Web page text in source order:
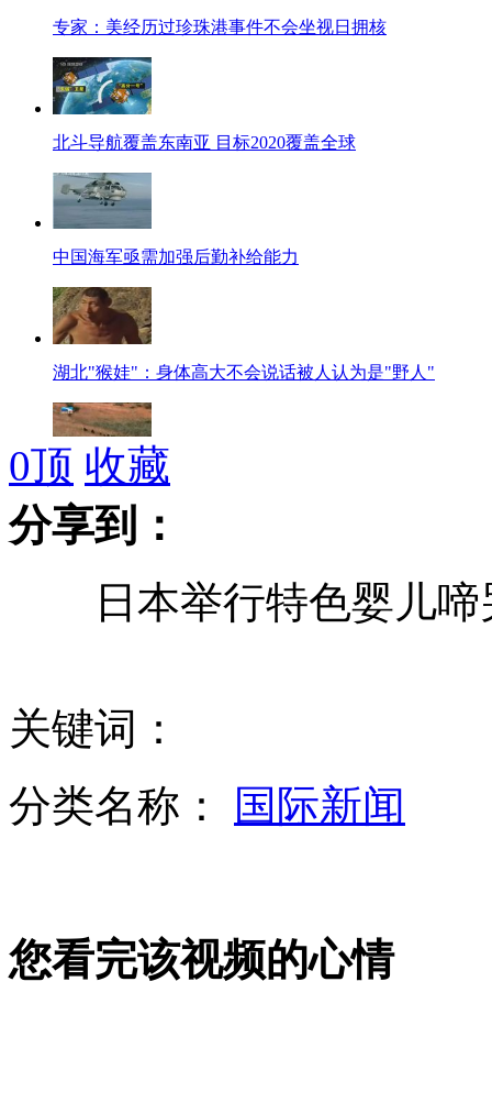
专家：美经历过珍珠港事件不会坐视日拥核
北斗导航覆盖东南亚 目标2020覆盖全球
中国海军亟需加强后勤补给能力
湖北"猴娃"：身体高大不会说话被人认为是"野人"
世界之谜：神农架野人只问踪影未见活物
俄红场阅兵式彩排 白杨M"疯子"导弹亮相
旧金山一豪华白色加长林肯起火致5死4伤
湖北教育厅:已派工作组彻查 问题字典停止发行
合肥一加油站因油品质量致2000余车受损被查
0顶 收藏
分享到：
日本举行特色婴儿啼
关键词：
分类名称：
国际新闻
您看完该视频的心情